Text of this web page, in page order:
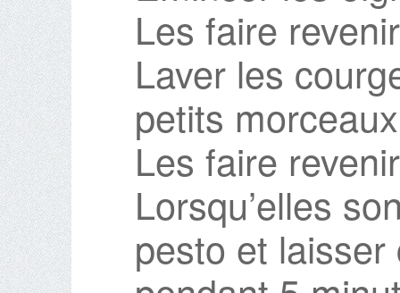
Les faire
Laver les
petits
Les faire
Lorsqu’elles
pesto et